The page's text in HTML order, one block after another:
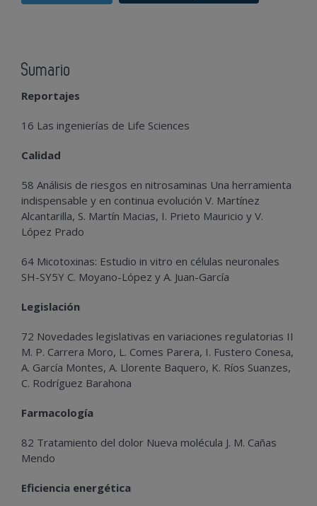
Sumario
Reportajes
16 Las ingenierías de Life Sciences
Calidad
58 Análisis de riesgos en nitrosaminas Una herramienta
indispensable y en continua evolución V. Martínez
Alcantarilla, S. Martín Macias, I. Prieto Mauricio y V.
López Prado
64 Micotoxinas: Estudio in vitro en células neuronales
SH-SY5Y C. Moyano-López y A. Juan-García
Legislación
72 Novedades legislativas en variaciones regulatorias II
M. P. Carrera Moro, L. Comes Parera, I. Fustero Conesa,
A. García Montes, A. Llorente Baquero, K. Ríos Suanzes,
C. Rodríguez Barahona
Farmacología
82 Tratamiento del dolor Nueva molécula J. M. Cañas
Mendo
Eficiencia energética